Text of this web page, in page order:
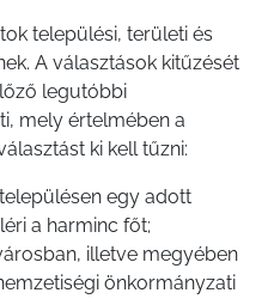
települési, területi és
A választások kitűzését
legutóbbi
mely értelmében a
ki kell tűzni:
egy adott
a harminc főt;
illetve megyében
önkormányzati